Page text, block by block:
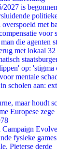
is begonnen
met
voor
die agenten
met lokaal 32
op: 'stigma
mentale
scholen aan:
maar houdt
Europese
fysieke games
Pieterse derde